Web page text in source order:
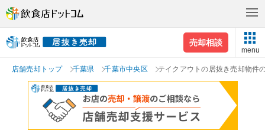
売却相談
menu
店舗売却トップ 千葉県 千葉市中央区 テイクアウトの居抜き売却物件